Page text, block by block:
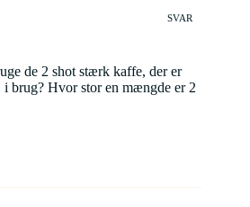
SVAR
de 2 shot stærk kaffe, der er
brug? Hvor stor en mængde er 2